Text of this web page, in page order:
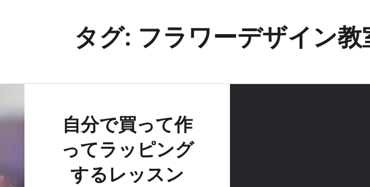
タグ: フラワーデザイン教
自分で買って作
ってラッピング
するレッスン